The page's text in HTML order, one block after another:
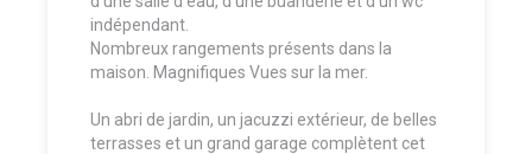
indépendant.
Nombreux rangements présents dans la
maison. Magnifiques Vues sur la mer.
Un abri de jardin, un jacuzzi extérieur, de belles
terrasses et un grand garage complètent cet